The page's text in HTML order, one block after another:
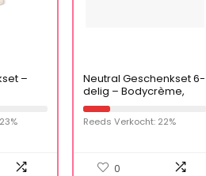
–
vol
2
Neutral Geschenkset 6-
delig – Bodycrème,
Zinkzalf, Bad- en
Wasgel, Billendoekjes,
Shampoo en Jollein
Reeds Verkocht: 22%
0